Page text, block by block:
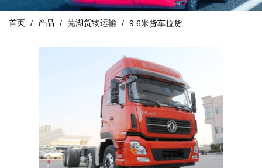
首页 / 产品 / 芜湖货物运输 / 9.6米货车拉货